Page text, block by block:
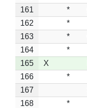
161
*
162
*
163
*
164
*
165
X
166
*
167
168
*